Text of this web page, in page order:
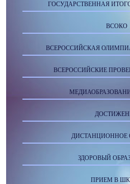
ГОСУДАРСТВЕННАЯ
ВСОКО
ВСЕРОССИЙСКАЯ
ВСЕРОССИЙСКИЕ
ДИСТАНЦИОННОЕ
ЗДОРОВЫЙ
ПРИЕМ В